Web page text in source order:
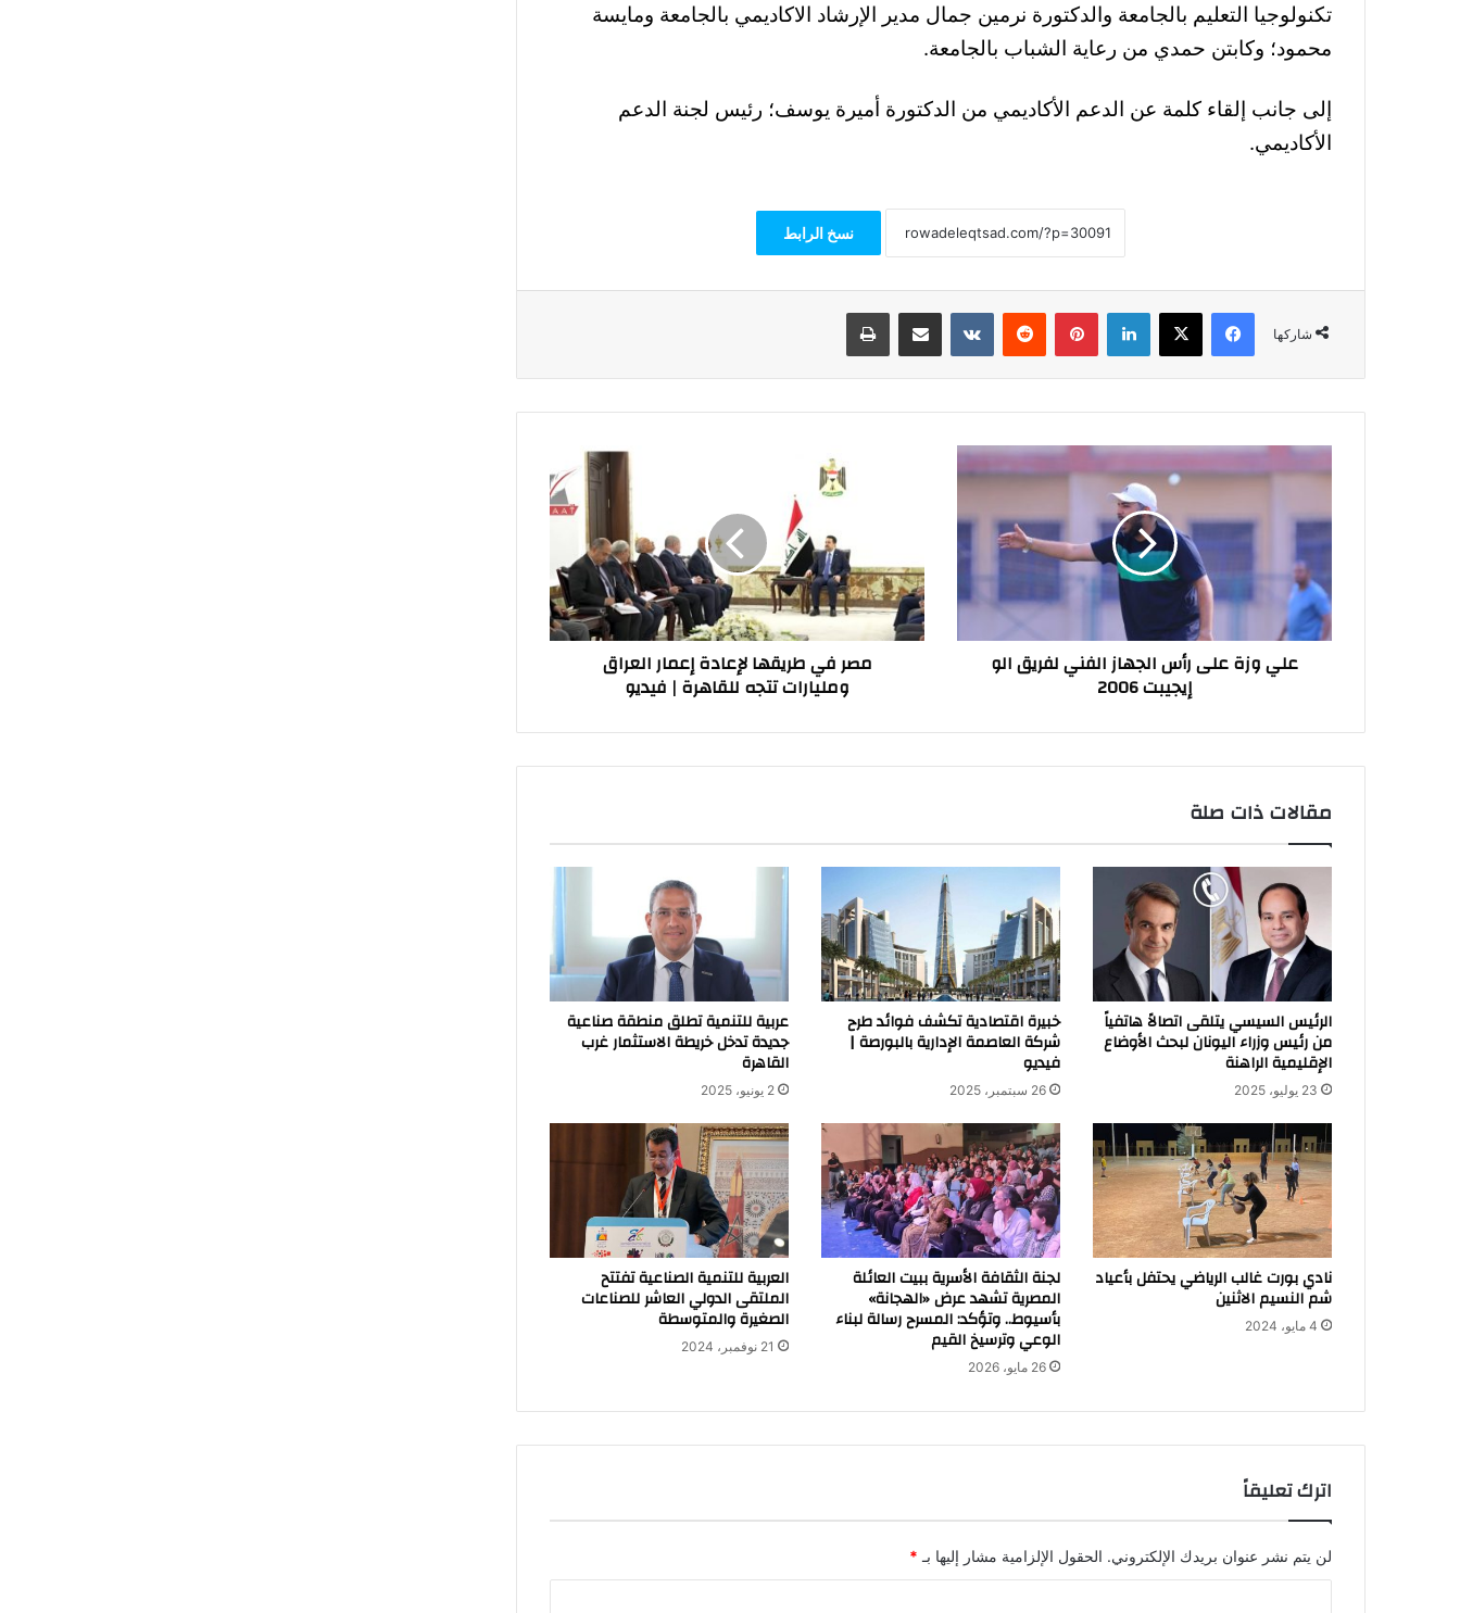
تكنولوجيا التعليم بالجامعة والدكتورة نرمين جمال مدير الإرشاد الاكاديمي بالجامعة ومايسة
محمود؛ وكابتن حمدي من رعاية الشباب بالجامعة.
إلى جانب إلقاء كلمة عن الدعم الأكاديمي من الدكتورة أميرة يوسف؛ رئيس لجنة الدعم
الأكاديمي.
نسخ الرابط
شاركها
فيسبوك‫X لينكدإن بينتيريست مشاركة عبر البريد طباعة
علي
وزة
رأس
الجهاز
الفني
لفريق
الو
إيجيبت
2006علي وزة على رأس الجهاز الفني لفريق الو
إيجيبت 2006
العراق
ومليارات
تتجه
للقاهرة
مصر في طريقها لإعادة إعمار العراق
ومليارات تتجه للقاهرة | فيديو
مقالات ذات صلة
الرئيس السيسي يتلقى اتصالاً هاتفياً
من رئيس وزراء اليونان لبحث الأوضاع
الإقليمية الراهنة
23 يوليو، 2025
خبيرة اقتصادية تكشف فوائد طرح
شركة العاصمة الإدارية بالبورصة |
فيديو
26 سبتمبر، 2025
عربية للتنمية تطلق منطقة صناعية
جديدة تدخل خريطة الاستثمار غرب
القاهرة
2 يونيو، 2025
نادي بورت غالب الرياضي يحتفل بأعياد
شم النسيم الاثنين
4 مايو، 2024
لجنة الثقافة الأسرية ببيت العائلة
المصرية تشهد عرض «الهجانة»
بأسيوط.. وتؤكد: المسرح رسالة لبناء
الوعي وترسيخ القيم
26 مايو، 2026
العربية للتنمية الصناعية تفتتح
الملتقى الدولي العاشر للصناعات
الصغيرة والمتوسطة
21 نوفمبر، 2024
اترك تعليقاً
لن يتم نشر عنوان بريدك الإلكتروني. الحقول الإلزامية مشار إليها بـ *